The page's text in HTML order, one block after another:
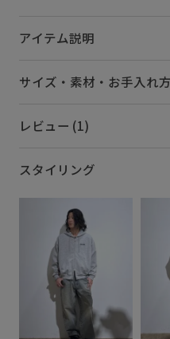
アイテム説明
サイズ・素材・お手入れ
レビュー (1)
スタイリング